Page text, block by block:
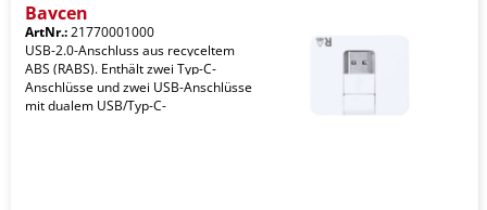
Baycen
ArtNr.:21770001000
USB-2.0-Anschluss aus recyceltem
ABS (RABS). Enthält zwei Typ-C-
Anschlüsse und zwei USB-Anschlüsse
mit dualem USB/Typ-C-